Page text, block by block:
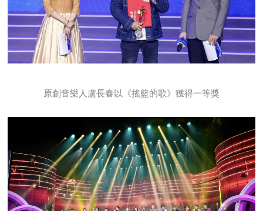
原創音樂人盧長春以《搖籃的歌》獲得一等獎